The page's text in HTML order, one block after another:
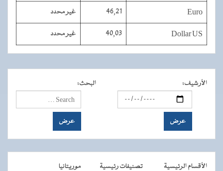
Euro
46,21 غير محدد
Dollar US
40,03 غير محدد
الأرشيف: البحث:
الأقسام الرئيسية تصنيفات رئيسية
موريتانيا